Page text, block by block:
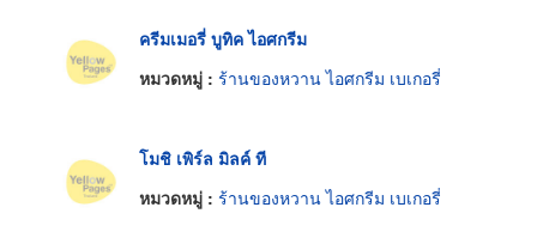
ครีมเมอรี่ บูทิค ไอศกรีม
หมวดหมู่ : ร้านของหวาน ไอศกรีม เบเกอรี่
โมชิ เพิร์ล มิลค์ ที
หมวดหมู่ : ร้านของหวาน ไอศกรีม เบเกอรี่